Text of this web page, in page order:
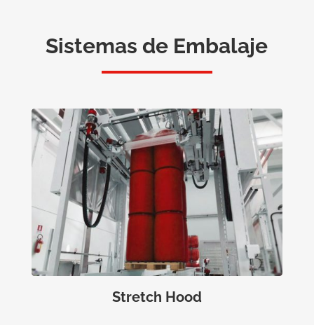
Sistemas de Embalaje
Stretch Hood